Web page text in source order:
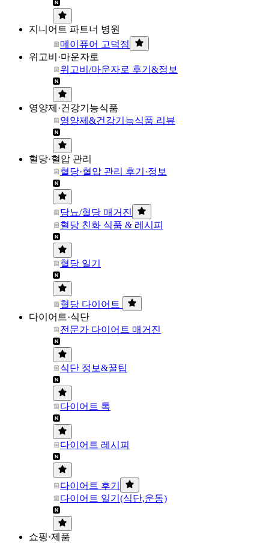
지니어트 파트너 병원
메이퓨어 고덕점
위고비·마운자로
위고비/마운자로 후기&정보
영양제·건강기능식품
영양제&건강기능식품 리뷰
혈당·혈압 관리
혈당·혈압 관리 후기·정보
당뇨/혈당 매거진
혈당 친화 식품 & 레시피
혈당 일기
혈당 다이어트
다이어트·식단
전문가 다이어트 매거진
식단 정보&꿀팁
다이어트 톡
다이어트 레시피
다이어트 후기
다이어트 일기(식단,운동)
쇼핑·제품